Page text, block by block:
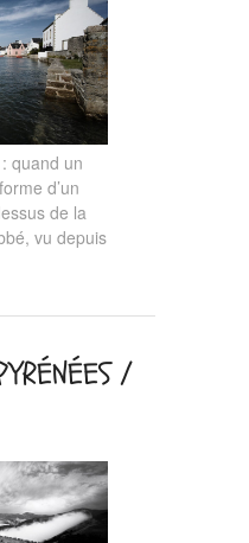
quand un
d’un
de la
vu depuis
/